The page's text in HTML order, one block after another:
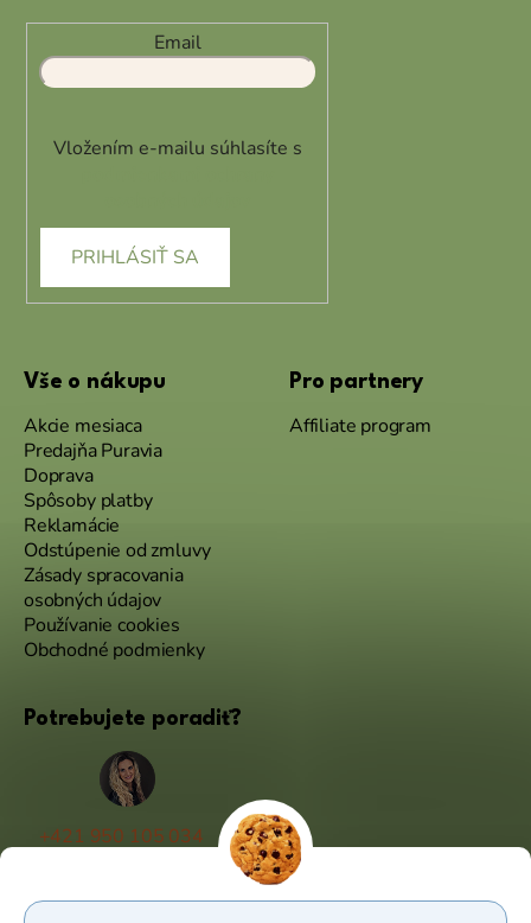
Email
Vložením e-mailu súhlasíte s
PRIHLÁSIŤ SA
Vše o nákupu
Akcie mesiaca
Predajňa Puravia
Doprava
Spôsoby platby
Reklamácie
Odstúpenie od zmluvy
Zásady spracovania
osobných údajov
Používanie cookies
Obchodné podmienky
Pro partnery
Affiliate program
Potrebujete poradiť?
+421 950 105 034